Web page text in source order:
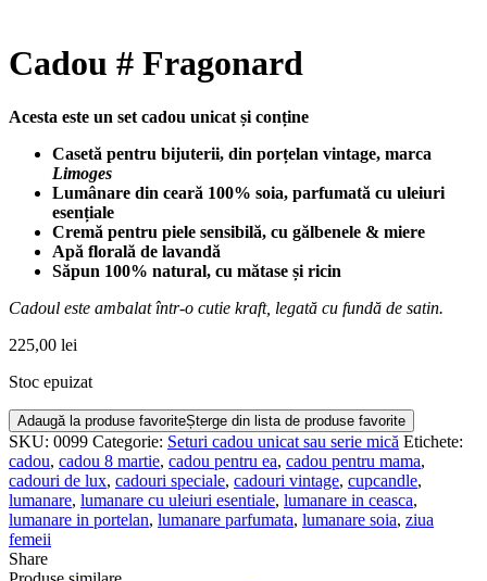
Cadou # Fragonard
Acesta este un set cadou unicat și conține
Casetă pentru bijuterii, din porțelan vintage, marca
Limoges
Lumânare din ceară 100% soia, parfumată cu uleiuri
esențiale
Cremă pentru piele sensibilă, cu gălbenele & miere
Apă florală de lavandă
Săpun 100% natural, cu mătase și ricin
Cadoul este ambalat într-o cutie kraft, legată cu fundă de satin.
225,00 lei
Stoc epuizat
Adaugă la produse favoriteȘterge din lista de produse favorite
SKU: 0099 Categorie: Seturi cadou unicat sau serie mică Etichete:
cadou, cadou 8 martie, cadou pentru ea, cadou pentru mama,
cadouri de lux, cadouri speciale, cadouri vintage, cupcandle,
lumanare, lumanare cu uleiuri esentiale, lumanare in ceasca,
lumanare in portelan, lumanare parfumata, lumanare soia, ziua
femeii
Share